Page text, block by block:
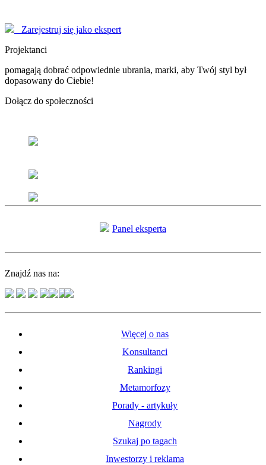
Zarejestruj się jako ekspert
Projektanci
pomagają dobrać odpowiednie ubrania, marki, aby Twój styl był
dopasowany do Ciebie!
Dołącz do społeczności
Panel eksperta
Znajdź nas na:
Więcej o nas
Konsultanci
Rankingi
Metamorfozy
Porady - artykuły
Nagrody
Szukaj po tagach
Inwestorzy i reklama